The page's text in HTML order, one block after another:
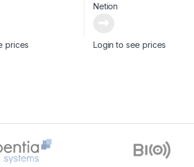
prices
Netion
Login to see prices